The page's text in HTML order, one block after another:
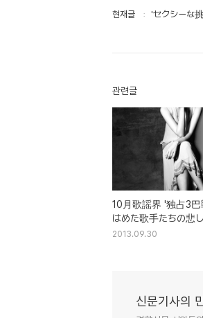
현재글 'セクシーな
관련글
10月歌謡界 '独占3
はめた歌手たちの悲
2013.09.30
신문기사의